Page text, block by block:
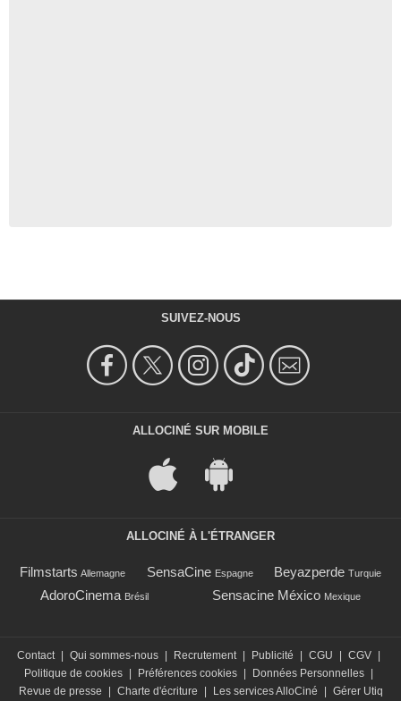
SUIVEZ-NOUS
ALLOCINÉ SUR MOBILE
ALLOCINÉ À L'ÉTRANGER
Filmstarts Allemagne SensaCine Espagne Beyazperde Turquie
AdoroCinema Brésil Sensacine México Mexique
Contact | Qui sommes-nous | Recrutement | Publicité | CGU | CGV |
Politique de cookies | Préférences cookies | Données Personnelles |
Revue de presse
| Charte d'écriture | Les services AlloCiné | Gérer Utiq